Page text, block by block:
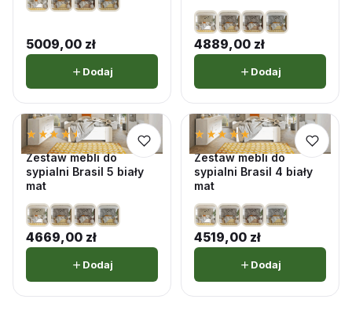
5009,00 zł
Dodaj
4889,00 zł
Dodaj
★★★★★
★★★★★4,5 · 4 opinii
Zestaw mebli do
sypialni Brasil 5 biały
mat
4669,00 zł
Dodaj
★★★★★
★★★★★5,0 · 2 opinii
Zestaw mebli do
sypialni Brasil 4 biały
mat
4519,00 zł
Dodaj